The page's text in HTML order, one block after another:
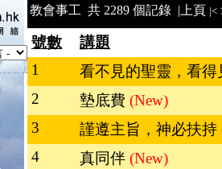
教會事工 共 2289 個記錄 | 上頁 |<
號數
講題
1
看不見的聖靈，看
2
墊底費 (New)
3
謹遵主旨，神必扶
4
真同伴 (New)